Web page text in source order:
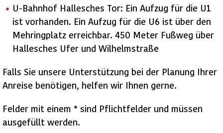
U-Bahnhof Hallesches Tor: Ein Aufzug für die U1
ist vorhanden. Ein Aufzug für die U6 ist über den
Mehringplatz erreichbar. 450 Meter Fußweg über
Hallesches Ufer und Wilhelmstraße
Falls Sie unsere Unterstützung bei der Planung Ihrer
Anreise benötigen, helfen wir Ihnen gerne.
Felder mit einem * sind Pflichtfelder und müssen
ausgefüllt werden.